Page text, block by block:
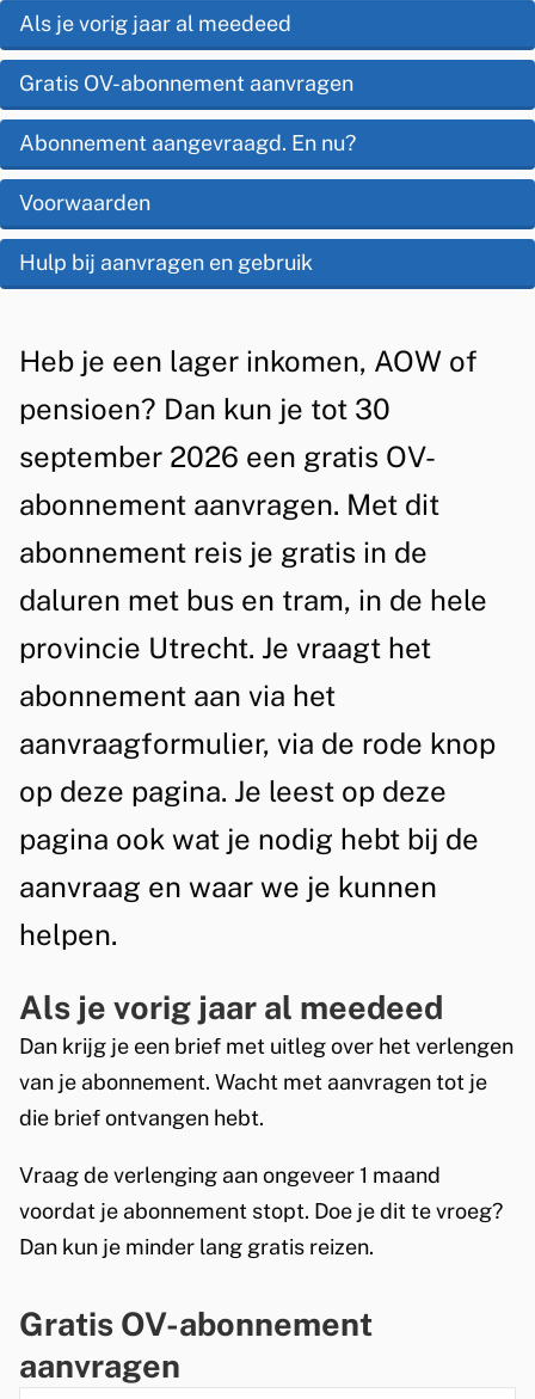
i
t
e
t
i
a
t
i
r
e
O
p
d
z
e
Als je vorig jaar al meedeed
Gratis OV-abonnement aanvragen
Abonnement aangevraagd. En nu?
Voorwaarden
Hulp bij aanvragen en gebruik
A
m
Heb je een lager inkomen, AOW of
pensioen? Dan kun je tot 30
september 2026 een gratis OV-
abonnement aanvragen. Met dit
abonnement reis je gratis in de
daluren met bus en tram, in de hele
provincie Utrecht. Je vraagt het
abonnement aan via het
aanvraagformulier, via de rode knop
op deze pagina. Je leest op deze
pagina ook wat je nodig hebt bij de
aanvraag en waar we je kunnen
helpen.
Als je vorig jaar al meedeed
Dan krijg je een brief met uitleg over het verlengen
van je abonnement. Wacht met aanvragen tot je
die brief ontvangen hebt.
Vraag de verlenging aan ongeveer 1 maand
voordat je abonnement stopt. Doe je dit te vroeg?
Dan kun je minder lang gratis reizen.
Gratis OV-abonnement
aanvragen